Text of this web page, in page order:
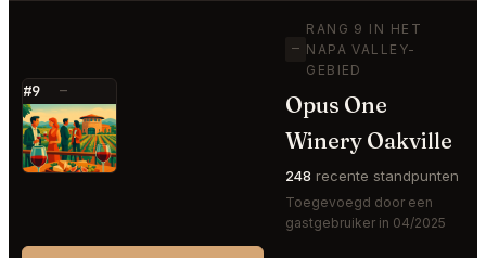
#9 —
⭐
—
RANG 9 IN HET
NAPA VALLEY-
GEBIED
Opus One
Winery Oakville
248 recente standpunten
Toegevoegd door een
gastgebruiker in 04/2025